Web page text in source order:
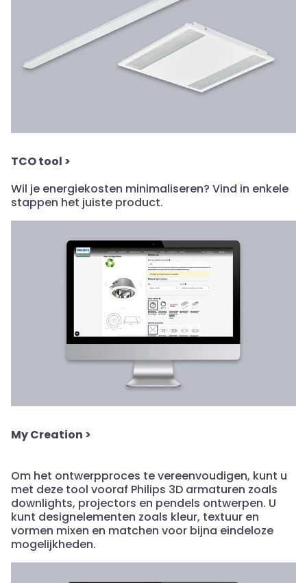
TCO tool >
Wil je energiekosten minimaliseren? Vind in enkele
stappen het juiste product.
My Creation >
Om het ontwerpproces te vereenvoudigen, kunt u
met deze tool vooraf Philips 3D armaturen zoals
downlights, projectors en pendels ontwerpen. U
kunt designelementen zoals kleur, textuur en
vormen mixen en matchen voor bijna eindeloze
mogelijkheden.